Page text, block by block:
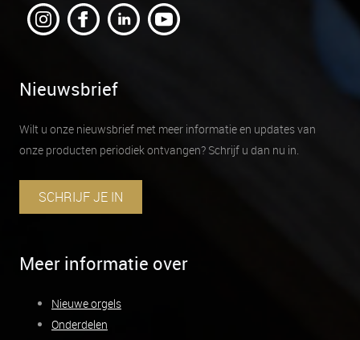
Nieuwsbrief
Wilt u onze nieuwsbrief met meer informatie en updates van
onze producten periodiek ontvangen? Schrijf u dan nu in.
SCHRIJF JE IN
Meer informatie over
Nieuwe orgels
Onderdelen